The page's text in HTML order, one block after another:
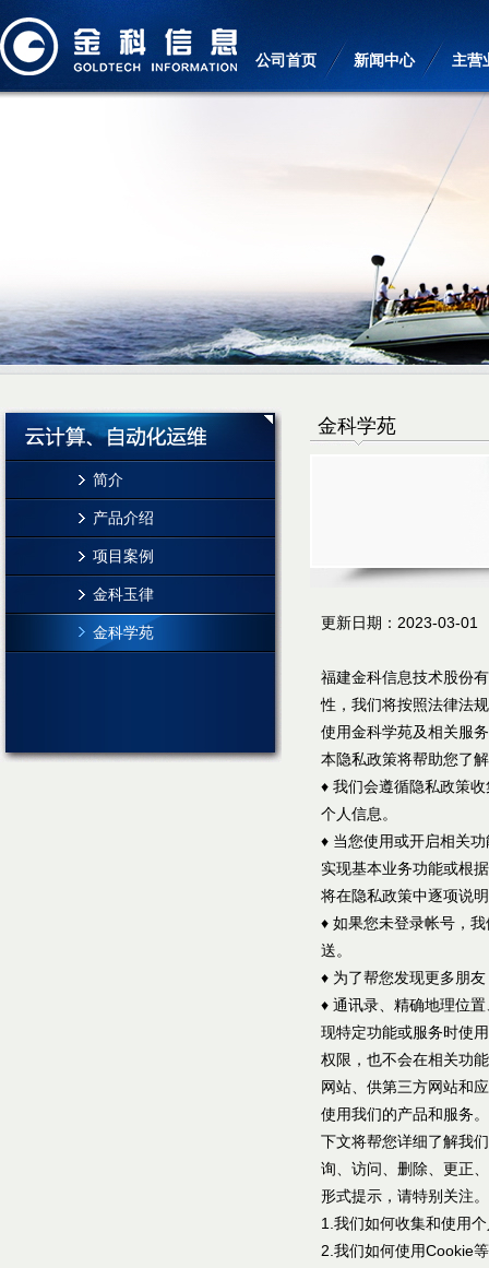
公司首页 新闻中心 主营
简介
产品介绍
项目案例
金科玉律
金科学苑
金科学苑
更新日期：2023-03-01
福建金科信息技术股份
性，我们将按照法律法
使用金科学苑及相关服
本隐私政策将帮助您了
♦ 我们会遵循隐私政策
个人信息。
♦ 当您使用或开启相关
实现基本业务功能或根
将在隐私政策中逐项说
♦ 如果您未登录帐号，
送。
♦ 为了帮您发现更多朋
♦ 通讯录、精确地理位
现特定功能或服务时使
权限，也不会在相关功
网站、供第三方网站和
使用我们的产品和服务。
下文将帮您详细了解我
询、访问、删除、更正
形式提示，请特别关注。
1.我们如何收集和使用
2.我们如何使用Cookie